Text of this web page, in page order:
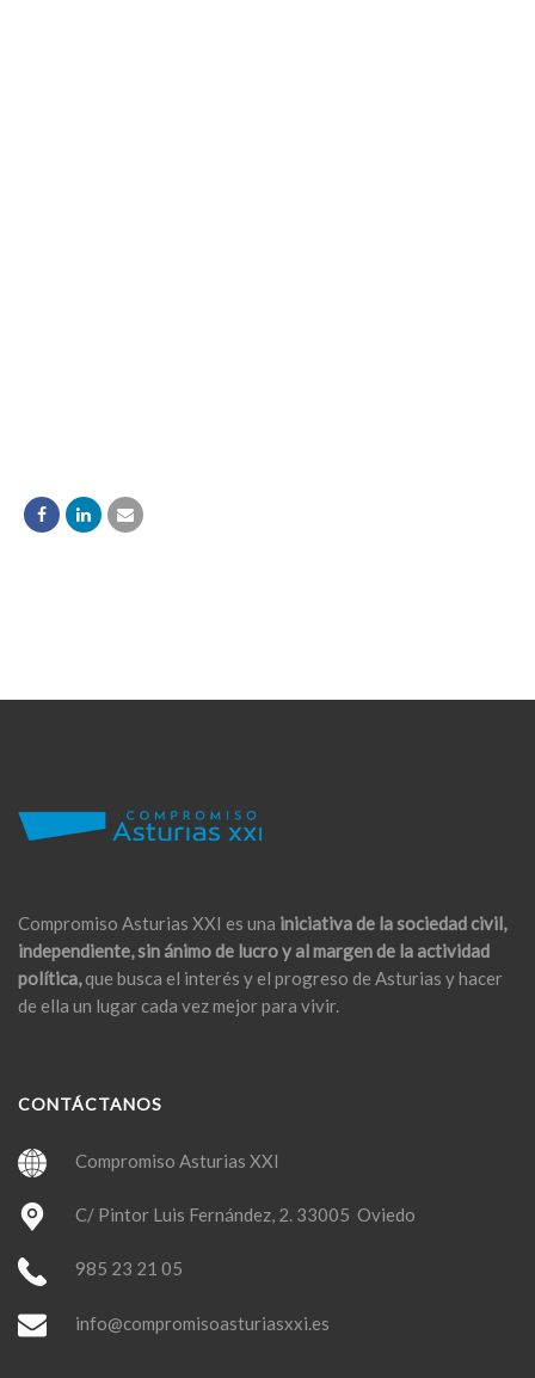
Compromiso Asturias XXI es una iniciativa de la sociedad civil,
independiente, sin ánimo de lucro y al margen de la actividad
política,que busca el interés y el progreso de Asturias y hacer
de ella un lugar cada vez mejor para vivir.
CONTÁCTANOS
Compromiso Asturias XXI
C/ Pintor Luis Fernández, 2. 33005 Oviedo
985 23 21 05
info@compromisoasturiasxxi.es